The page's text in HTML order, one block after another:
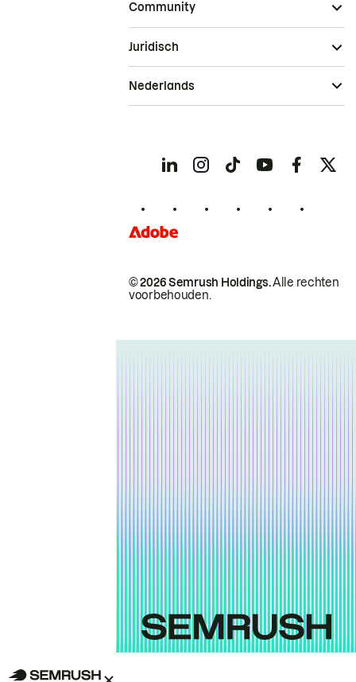
Community
© 2026 Semrush Holdings.Alle rechten
voorbehouden.
Juridisch
Nederlands